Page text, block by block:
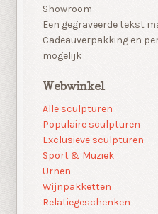
Showroom
Een gegraveerde tekst
Cadeauverpakking en
mogelijk
Webwinkel
Alle sculpturen
Populaire sculpturen
Exclusieve sculpturen
Sport & Muziek
Urnen
Wijnpakketten
Relatiegeschenken